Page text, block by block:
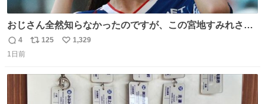
おじさん全然知らなかったのですが、この宮地すみれさん
（日向坂46）はマリサポだったのですね。 カメラ目線でに
っこりしていただいたので撮影したものの、全然誰だか知
返
信
4
リ
125
い
数
1,329
1日前